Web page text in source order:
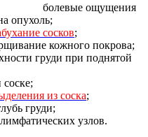
болевые ощущения
опухоль;
сосков;
кожного покрова;
груди при поднятой
из соска;
груди;
узлов.